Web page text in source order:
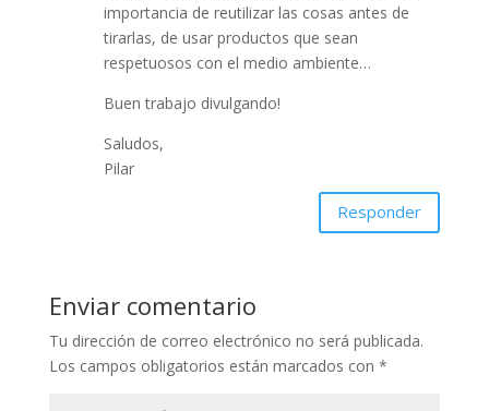
importancia de reutilizar las cosas antes de
tirarlas, de usar productos que sean
respetuosos con el medio ambiente…
Buen trabajo divulgando!
Saludos,
Pilar
Responder
Enviar comentario
Tu dirección de correo electrónico no será publicada.
Los campos obligatorios están marcados con *